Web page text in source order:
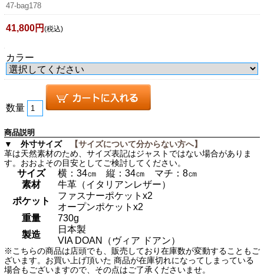
47-bag178
41,800円 (税込)
カラー
数量
商品説明
▼ 外寸サイズ
【サイズについて分からない方へ】
革は天然素材のため、サイズ表記はジャストではない場合がありま
す。おおよその目安としてご検討してください。
サイズ
横：34㎝ 縦：34㎝ マチ：8㎝
素材
牛革（イタリアンレザー）
ポケット
ファスナーポケットx2
オープンポケットx2
重量
730g
製造
日本製
VIA DOAN（ヴィア ドアン）
※こちらの商品は店頭でも、販売しており在庫数が変動することもご
ざいます。お買い上げ頂いた 商品が在庫切れになってしまっている
場合もございますので、その点はご了承くださいませ。